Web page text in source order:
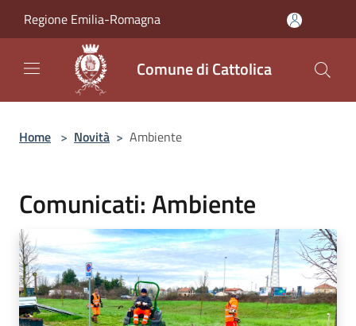
Regione Emilia-Romagna
Comune di Cattolica
Home > Novità > Ambiente
Comunicati: Ambiente